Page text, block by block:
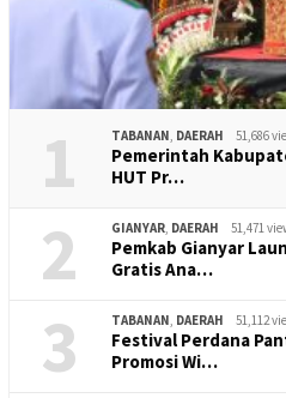
1 TABANAN, DAERAH 51,686
Pemerintah
HUT Pr…
2 GIANYAR, DAERAH 51,471
Pemkab Gianyar
Gratis Ana…
3 TABANAN, DAERAH 51,112
Festival Perdana
Promosi Wi…